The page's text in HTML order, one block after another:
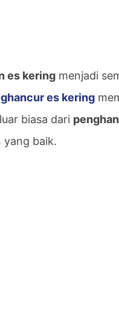
es kering menjadi
es kering
biasa dari
yang baik.